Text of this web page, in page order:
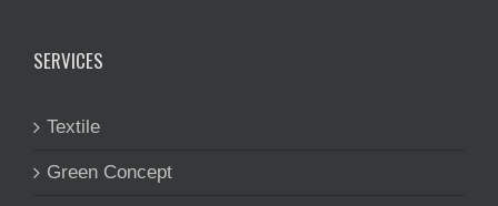
SERVICES
Textile
Green Concept